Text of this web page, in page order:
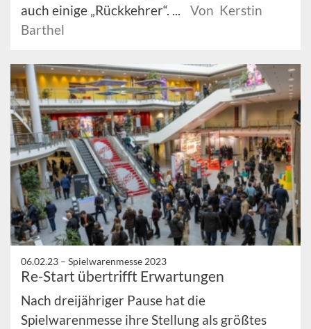
auch einige „Rückkehrer“. ...
Von Kerstin
Barthel
06.02.23 – Spielwarenmesse 2023
Re-Start übertrifft Erwartungen
Nach dreijähriger Pause hat die
Spielwarenmesse ihre Stellung als größtes